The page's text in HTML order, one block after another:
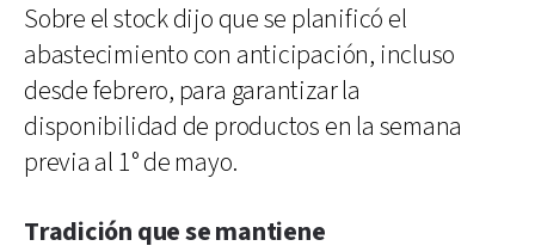
Sobre el stock dijo que se planificó el
abastecimiento con anticipación, incluso
desde febrero, para garantizar la
disponibilidad de productos en la semana
previa al 1° de mayo.
Tradición que se mantiene